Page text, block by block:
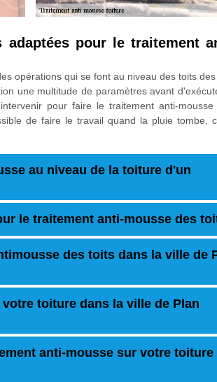
pour le traitement
opérations qui se font au niveau des toits
une multitude de paramètres avant
pour faire le traitement anti-
de faire le travail quand la pluie tombe,
au niveau de la toiture d'un
le traitement anti-mousse des
des toits dans la ville de
toiture dans la ville de Plan
anti-mousse sur votre toiture